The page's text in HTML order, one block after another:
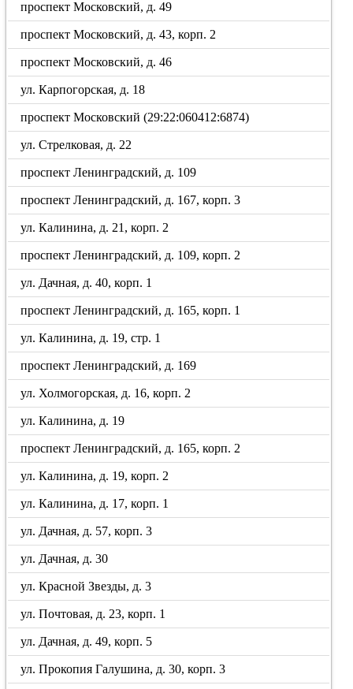
проспект Московский, д. 49
проспект Московский, д. 43, корп. 2
проспект Московский, д. 46
ул. Карпогорская, д. 18
проспект Московский (29:22:060412:6874)
ул. Стрелковая, д. 22
проспект Ленинградский, д. 109
проспект Ленинградский, д. 167, корп. 3
ул. Калинина, д. 21, корп. 2
проспект Ленинградский, д. 109, корп. 2
ул. Дачная, д. 40, корп. 1
проспект Ленинградский, д. 165, корп. 1
ул. Калинина, д. 19, стр. 1
проспект Ленинградский, д. 169
ул. Холмогорская, д. 16, корп. 2
ул. Калинина, д. 19
проспект Ленинградский, д. 165, корп. 2
ул. Калинина, д. 19, корп. 2
ул. Калинина, д. 17, корп. 1
ул. Дачная, д. 57, корп. 3
ул. Дачная, д. 30
ул. Красной Звезды, д. 3
ул. Почтовая, д. 23, корп. 1
ул. Дачная, д. 49, корп. 5
ул. Прокопия Галушина, д. 30, корп. 3